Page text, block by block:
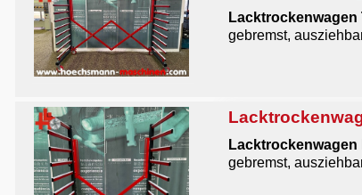
Lacktrockenwagen
gebremst,
Lacktrockenwagen
gebremst,